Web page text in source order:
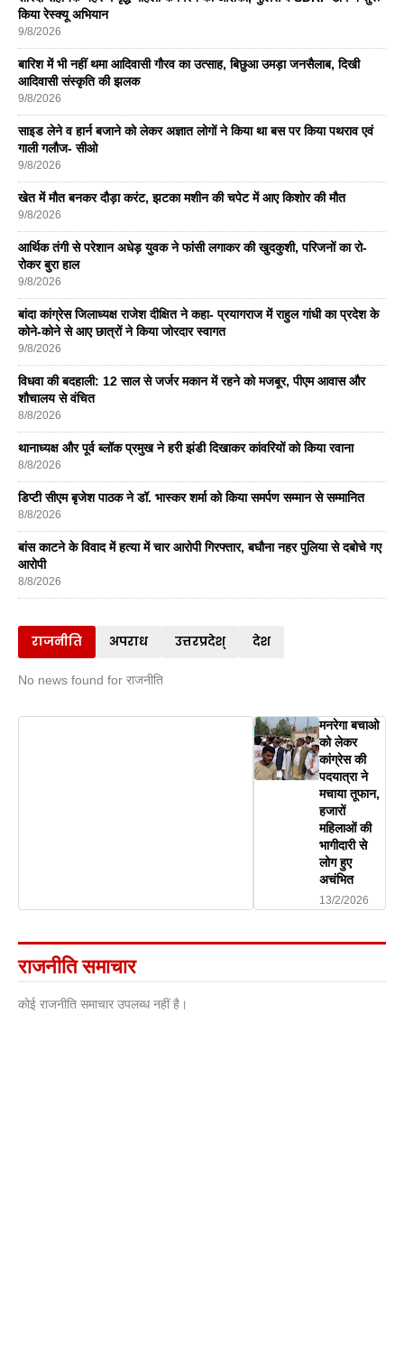
किया रेस्क्यू अभियान
9/8/2026
बारिश में भी नहीं थमा आदिवासी गौरव का उत्साह, बिछुआ उमड़ा जनसैलाब, दिखी
आदिवासी संस्कृति की झलक
9/8/2026
साइड लेने व हार्न बजाने को लेकर अज्ञात लोगों ने किया था बस पर किया पथराव एवं
गाली गलौज- सीओ
9/8/2026
खेत में मौत बनकर दौड़ा करंट, झटका मशीन की चपेट में आए किशोर की मौत
9/8/2026
आर्थिक तंगी से परेशान अधेड़ युवक ने फांसी लगाकर की खुदकुशी, परिजनों का रो-
रोकर बुरा हाल
9/8/2026
बांदा कांग्रेस जिलाध्यक्ष राजेश दीक्षित ने कहा- प्रयागराज में राहुल गांधी का प्रदेश के
कोने-कोने से आए छात्रों ने किया जोरदार स्वागत
9/8/2026
विधवा की बदहाली: 12 साल से जर्जर मकान में रहने को मजबूर, पीएम आवास और
शौचालय से वंचित
8/8/2026
थानाध्यक्ष और पूर्व ब्लॉक प्रमुख ने हरी झंडी दिखाकर कांवरियों को किया रवाना
8/8/2026
डिप्टी सीएम बृजेश पाठक ने डॉ. भास्कर शर्मा को किया समर्पण सम्मान से सम्मानित
8/8/2026
बांस काटने के विवाद में हत्या में चार आरोपी गिरफ्तार, बघौना नहर पुलिया से दबोचे गए
आरोपी
8/8/2026
राजनीति अपराध उत्तरप्रदेश् देश
No news found for राजनीति
मनरेगा बचाओ
को लेकर
कांग्रेस की
पदयात्रा ने
मचाया तूफान,
हजारों
महिलाओं की
भागीदारी से
लोग हुए
अचंभित
13/2/2026
राजनीति समाचार
कोई राजनीति समाचार उपलब्ध नहीं है।